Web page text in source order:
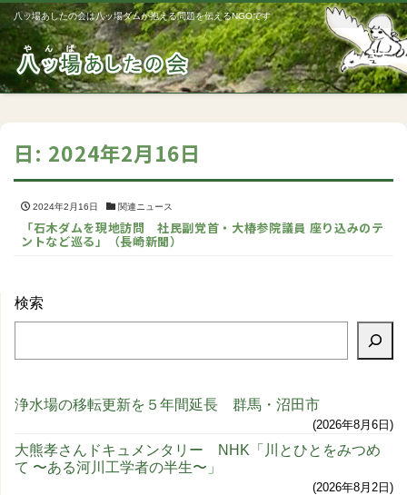
八ッ場あしたの会は八ッ場ダムが抱える問題を伝えるNGOです
日: 2024年2月16日
2024年2月16日 関連ニュース
「石木ダムを現地訪問 社民副党首・大椿参院議員 座り込みのテ
ントなど巡る」（長崎新聞）
検索
浄水場の移転更新を５年間延長 群馬・沼田市
2026年8月6日
大熊孝さんドキュメンタリー NHK「川とひとをみつめ
て 〜ある河川工学者の半生〜」
2026年8月2日